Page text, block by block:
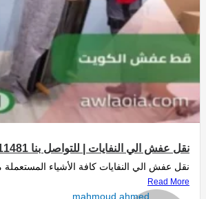
نقل عفش الي النفايات | للتواصل بنا 51511481
نقل عفش الي النفايات كافة الأشياء المستعملة
Read More
mahmoud ahmed